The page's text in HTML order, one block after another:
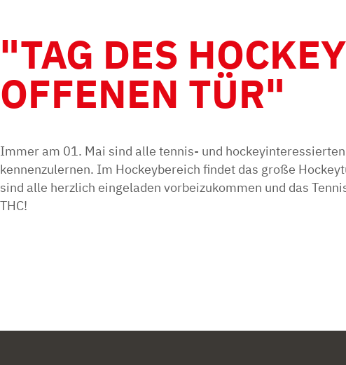
"TAG DES
OFFENEN TÜR"
Immer am 01. Mai sind alle tennis- und
kennenzulernen. Im Hockeybereich findet das große
sind alle herzlich eingeladen vorbeizukommen und das
THC!